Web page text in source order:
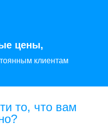
цены,
клиентам
то, что вам